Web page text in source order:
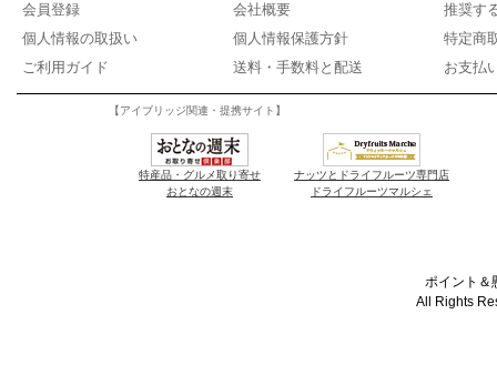
会員登録 会社概要
推奨す
個人情報の取扱い
個人情報保護方針
特定商
ご利用ガイド
送料・手数料と配送 お支払
【アイブリッジ関連・提携サイト】
特産品・グルメ取り寄せ
おとなの週末
ナッツとドライフルーツ専門店
ドライフルーツマルシェ
ポイント＆
All Rights